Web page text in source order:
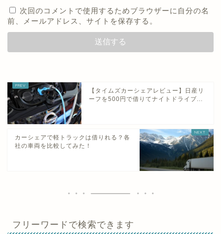
次回のコメントで使用するためブラウザーに自分の名
前、メールアドレス、サイトを保存する。
【タイムズカーシェアレビュー】日産リ
ーフを500円で借りてナイトドライブ...
カーシェアで軽トラックは借りれる？各
社の車両を比較してみた！
フリーワードで検索できます